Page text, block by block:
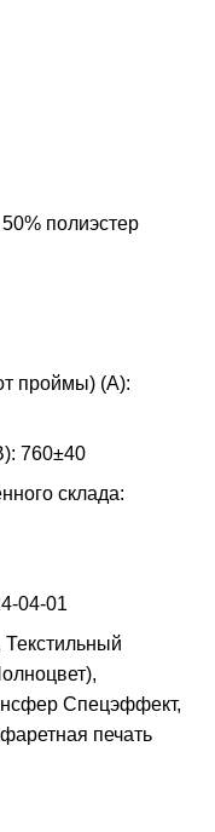
полиэстер
проймы) (A):
760±40
склада:
04-01
Спецэффект,
печать